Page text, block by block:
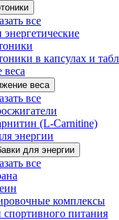
все
энергетические
в капсулах и
веса
все
(L-Carnitine)
энергии
для энергии
все
комплексы
питания